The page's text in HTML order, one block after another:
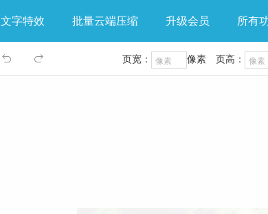
文字特效 批量云端压缩 升级会员 所有
  页宽： 像素 页高：